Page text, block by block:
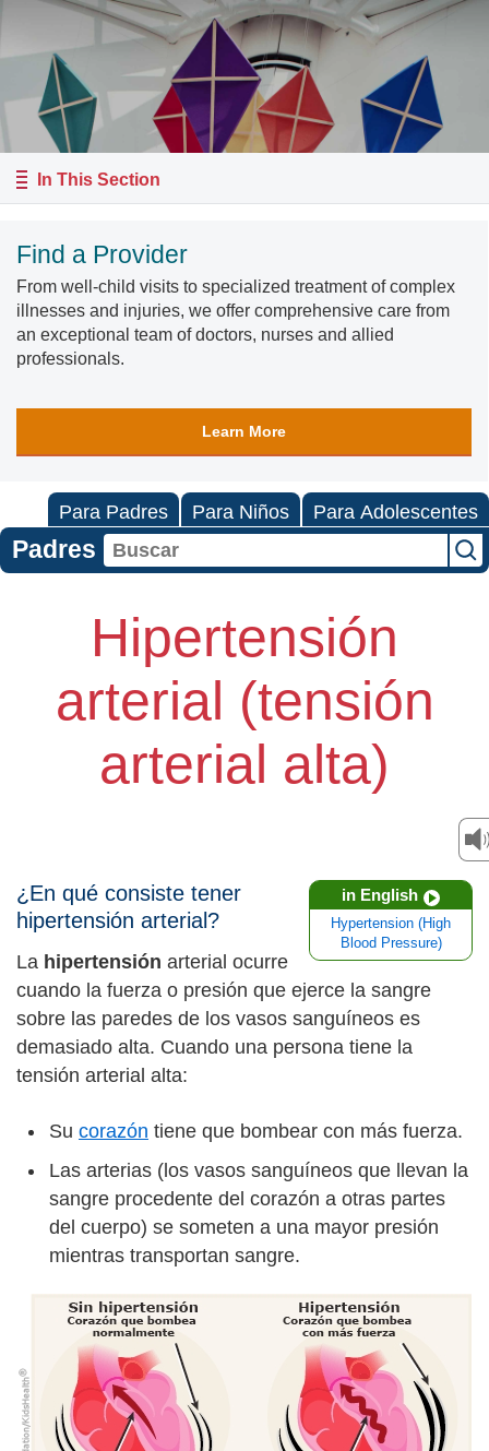
In This Section
Find a Provider
From well-child visits to specialized treatment of complex
illnesses and injuries, we offer comprehensive care from
an exceptional team of doctors, nurses and allied
professionals.
Learn More
Para Padres Para Niños Para Adolescentes
Padres
Hipertensión
arterial (tensión
arterial alta)
in English
Hypertension (High
Blood Pressure)
¿En qué consiste tener
hipertensión arterial?
La hipertensión arterial ocurre
cuando la fuerza o presión que ejerce la sangre
sobre las paredes de los vasos sanguíneos es
demasiado alta. Cuando una persona tiene la
tensión arterial alta:
Su corazón tiene que bombear con más fuerza.
Las arterias (los vasos sanguíneos que llevan la
sangre procedente del corazón a otras partes
del cuerpo) se someten a una mayor presión
mientras transportan sangre.